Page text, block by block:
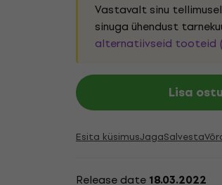
Vastavalt sinu
sinuga ühendust
alternatiivseid tooteid
Lisa
Esita küsimusJagaSalvesta
Release date 18.03.2022